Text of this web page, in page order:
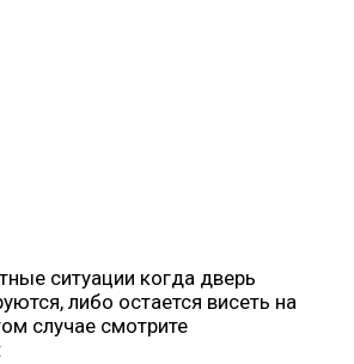
ситуации когда дверь
либо остается висеть на
случае смотрите